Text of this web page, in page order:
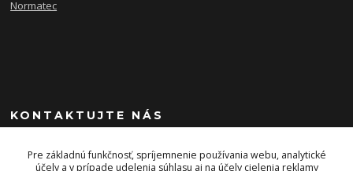
Normatec
KONTAKTUJTE NÁS
+421 903 243 393
Pre základnú funkčnosť, spríjemnenie používania webu, analytické
účely a v prípade udelenia súhlasu aj na účely cielenia reklamy